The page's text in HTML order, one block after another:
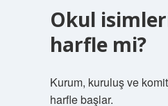
Okul
harfle mi?
Kurum, kuruluş ve
harfle başlar.